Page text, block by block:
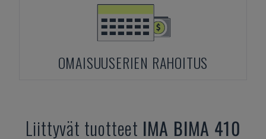
OMAISUUSERIEN RAHOITUS
Liittyvät tuotteet IMA BIMA 410